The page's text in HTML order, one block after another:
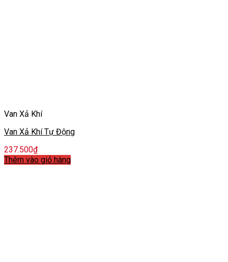
Van Xả Khí
Van Xả Khí Tự Động
237.500₫
Thêm vào giỏ hàng